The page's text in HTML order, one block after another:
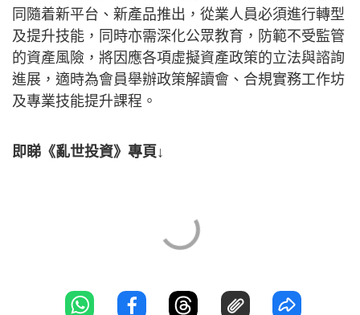
同隨着新平台、新產品推出，從業人員必須進行轉型
及提升技能，同時亦需深化公眾教育，防範不受監管
的資產風險，將因應各項虛擬資產政策的立法與諮詢
進展，適時為會員舉辦政策解讀會、合規實務工作坊
及專業技能提升課程。
即睇《亂世投資》專頁↓